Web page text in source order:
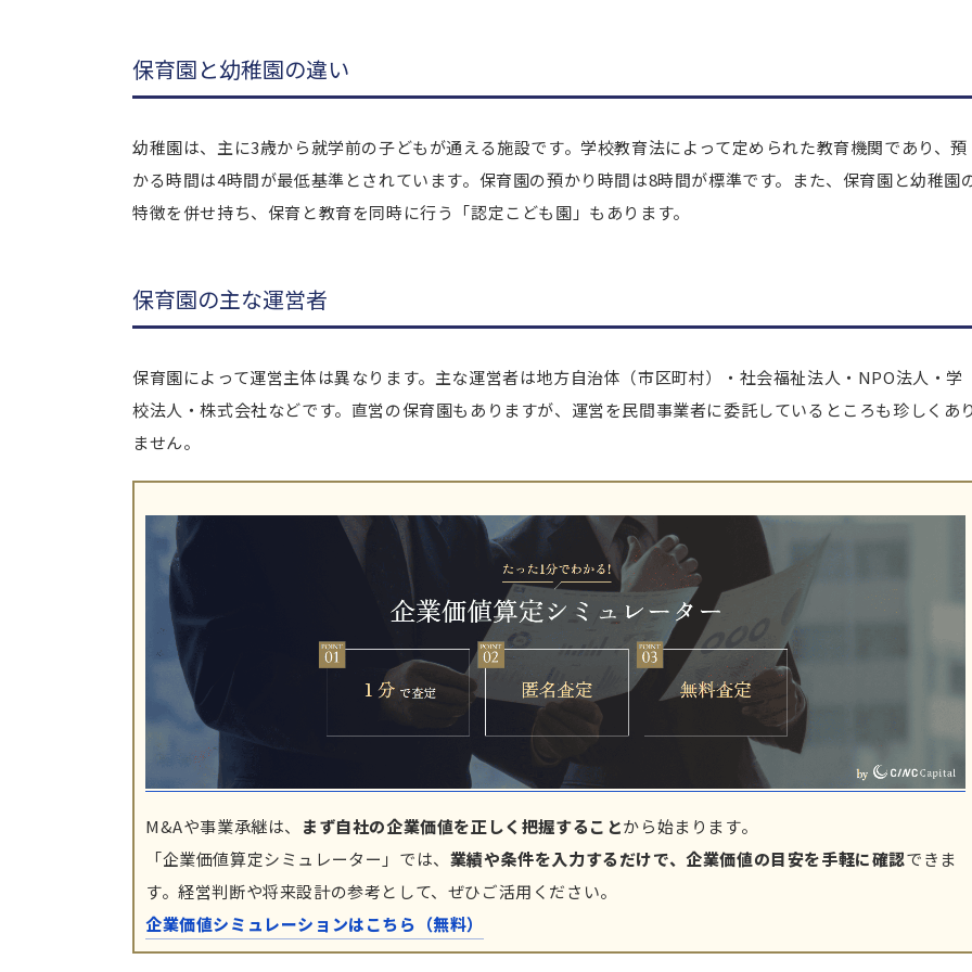
保育園と幼稚園の違い
幼稚園は、主に3歳から就学前の子どもが通える施設です。学校教育法によって定められた教育機関であり、預
かる時間は4時間が最低基準とされています。保育園の預かり時間は8時間が標準です。また、保育園と幼稚園
特徴を併せ持ち、保育と教育を同時に行う「認定こども園」もあります。
保育園の主な運営者
保育園によって運営主体は異なります。主な運営者は地方自治体（市区町村）・社会福祉法人・NPO法人・学
校法人・株式会社などです。直営の保育園もありますが、運営を民間事業者に委託しているところも珍しくあ
ません。
M&Aや事業承継は、 まず自社の企業価値を正しく把握することから始まります。
「企業価値算定シミュレーター」では、 業績や条件を入力するだけで、企業価値の目安を手軽に確認できま
す。経営判断や将来設計の参考として、ぜひご活用ください。
企業価値シミュレーションはこちら（無料）